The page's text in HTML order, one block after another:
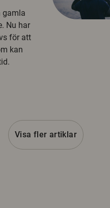
gamla
Nu har
för att
kan
Visa fler artiklar